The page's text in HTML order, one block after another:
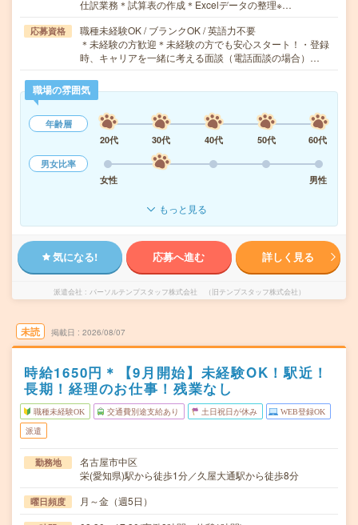
仕訳業務＊試算表の作成＊Excelデータの整理※…
応募資格
職種未経験OK / ブランクOK / 英語力不要
＊未経験の方歓迎＊未経験の方でも安心スタート！・登録
時、キャリアを一緒に考える面談（電話面談の場合）…
職場の雰囲気
年齢層
20代
30代 40代 50代
60代
男女比率
女性
男性
もっと見る
気になる! 応募へ進む 詳しく見る
派遣会社 パーソルテンプスタッフ株式会社 （旧テンプスタッフ株式会社）
未読 掲載日 2026/08/07
時給1650円＊【9月開始】未経験OK！駅近！
長期！経理のお仕事！残業なし
職種未経験OK 交通費別途支給あり 土日祝日が休み WEB登録OK
派遣
勤務地
名古屋市中区
栄(愛知県)駅から徒歩1分／久屋大通駅から徒歩8分
曜日頻度 月～金（週5日）